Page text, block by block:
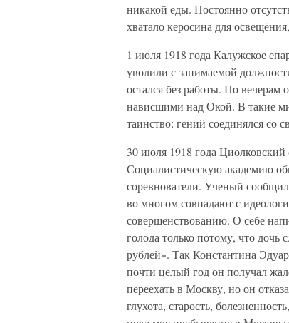
никакой еды. Постоянно
хватало керосина для
1 июля 1918 года Калужское
уволили с занимаемой
остался без работы. По вечерам
нависшими над Окой. В такие
таинство: гений соединялся со
30 июля 1918 года
Социалистическую академию
соревнователи. Ученый
во многом совпадают с
совершенствованию. О себе
голода только потому, что дочь
рублей». Так Константина
почти целый год он получал
переехать в Москву, но он
глухота, старость,